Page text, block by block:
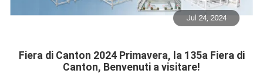
Jul 24, 2024
Fiera di Canton 2024 Primavera, la 135a Fiera di
Canton, Benvenuti a visitare!